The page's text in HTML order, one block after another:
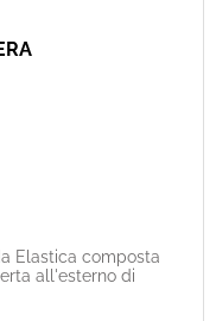
Elastica composta
all'esterno di